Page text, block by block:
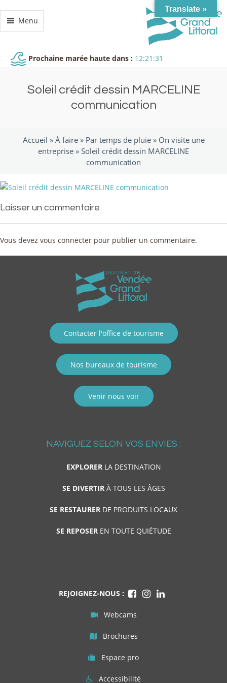
Menu
Prochaine marée haute dans : 12:21:31
Soleil crédit dessin MARCELINE
communication
Accueil » À faire» Par temps de pluie» On visite une
entreprise » Soleil crédit dessin MARCELINE
communication
Laisser un commentaire
Vous devez vous connecter pour publier un commentaire.
Contacter l'office de tourisme
Nos bureaux de tourisme
Venir nous voir
NAVIGUEZ SELON VOS ENVIES :
EXPLORERLA DESTINATION
SE DIVERTIRÀ TOUS LES ÂGES
SE RESTAURER DE PRODUITS LOCAUX
SE REPOSEREN TOUTE QUIÉTUDE
REJOIGNEZ-NOUS :
Webcams
Brochures
Espace pro
Accessibilité
Translate »